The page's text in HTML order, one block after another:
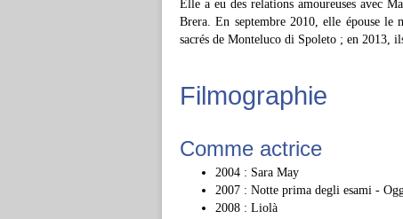
Elle a eu des relations amoureuses avec
Brera. En septembre 2010, elle épouse
sacrés de Monteluco di Spoleto ; en 2013,
Filmographie
Comme actrice
2004 : Sara May
2007 : Notte prima degli esami -
2008 : Liolà